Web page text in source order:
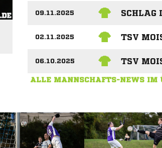
09.11.2025 SCHLAG
02.11.2025 TSV
06.10.2025 TSV
ALLE MANNSCHAFTS-NEWS IM